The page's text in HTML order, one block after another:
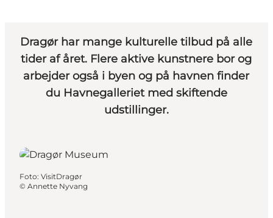
Dragør har mange kulturelle tilbud på alle
tider af året. Flere aktive kunstnere bor og
arbejder også i byen og på havnen finder
du Havnegalleriet med skiftende
udstillinger.
Foto: VisitDragør
© Annette Nyvang